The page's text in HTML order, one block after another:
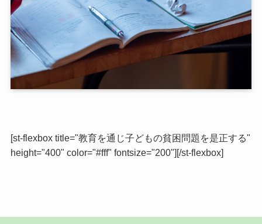
[st-flexbox title="教育を通じ子どもの貧困問題を是正する"
height="400" color="#fff" fontsize="200"][/st-flexbox]